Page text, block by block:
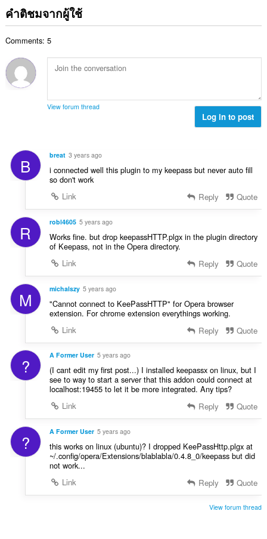
ง
ด
:
น
ม
ทั้
ม
แ
น
ว
ห
ม
ด
:
คำติชมจากผู้ใช้
Comments: 5
View forum thread
Log in to post
B breat 3 years ago
i connected well this plugin to my keepass but never auto fill
so don't work
Link
Reply Quote
R robl4605 5 years ago
Works fine. but drop keepassHTTP.plgx in the plugin directory
of Keepass, not in the Opera directory.
Link
Reply Quote
M michalszy 5 years ago
"Cannot connect to KeePassHTTP" for Opera browser
extension. For chrome extension everythings working.
Link
Reply Quote
? A Former User 5 years ago
(I cant edit my first post...) I installed keepassx on linux, but I
see to way to start a server that this addon could connect at
localhost:19455 to let it be more integrated. Any tips?
Link
Reply Quote
? A Former User 5 years ago
this works on linux (ubuntu)? I dropped KeePassHttp.plgx at
~/.config/opera/Extensions/blablabla/0.4.8_0/keepass but did
not work...
Link
Reply Quote
View forum thread